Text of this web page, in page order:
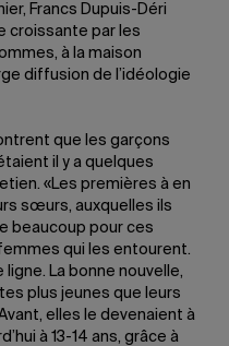
Francs Dupuis-Déri
croissante par les
à la maison
diffusion de l’idéologie
que les garçons
il y a quelques
«Les premières à en
sœurs, auxquelles ils
beaucoup pour ces
qui les entourent.
La bonne nouvelle,
plus jeunes que leurs
elles le devenaient à
à 13-14 ans, grâce à